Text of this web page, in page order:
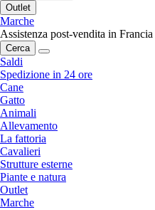
Outlet
Marche
Assistenza post-vendita in Francia
Cerca
Saldi
Spedizione in 24 ore
Cane
Gatto
Animali
Allevamento
La fattoria
Cavalieri
Strutture esterne
Piante e natura
Outlet
Marche